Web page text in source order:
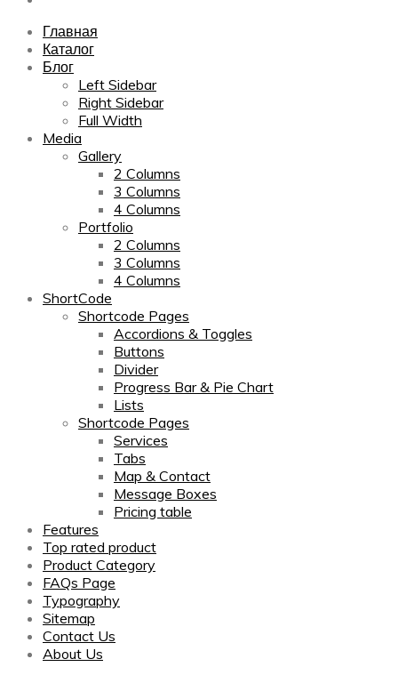
Главная
Каталог
Блог
Left Sidebar
Right Sidebar
Full Width
Media
Gallery
2 Columns
3 Columns
4 Columns
Portfolio
2 Columns
3 Columns
4 Columns
ShortCode
Shortcode Pages
Accordions & Toggles
Buttons
Divider
Progress Bar & Pie Chart
Lists
Shortcode Pages
Services
Tabs
Map & Contact
Message Boxes
Pricing table
Features
Top rated product
Product Category
FAQs Page
Typography
Sitemap
Contact Us
About Us